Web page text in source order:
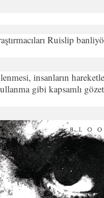
Ruislip
insanların
gibi kapsamlı